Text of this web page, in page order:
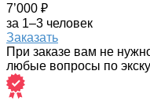
7’000 ₽
за 1–3 человек
Заказать
При заказе вам не
любые вопросы по